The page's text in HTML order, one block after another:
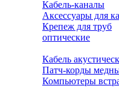
Кабель-каналы
Аксессуары для
Крепеж для труб
оптические
Кабель
Патч-корды
Компьютеры